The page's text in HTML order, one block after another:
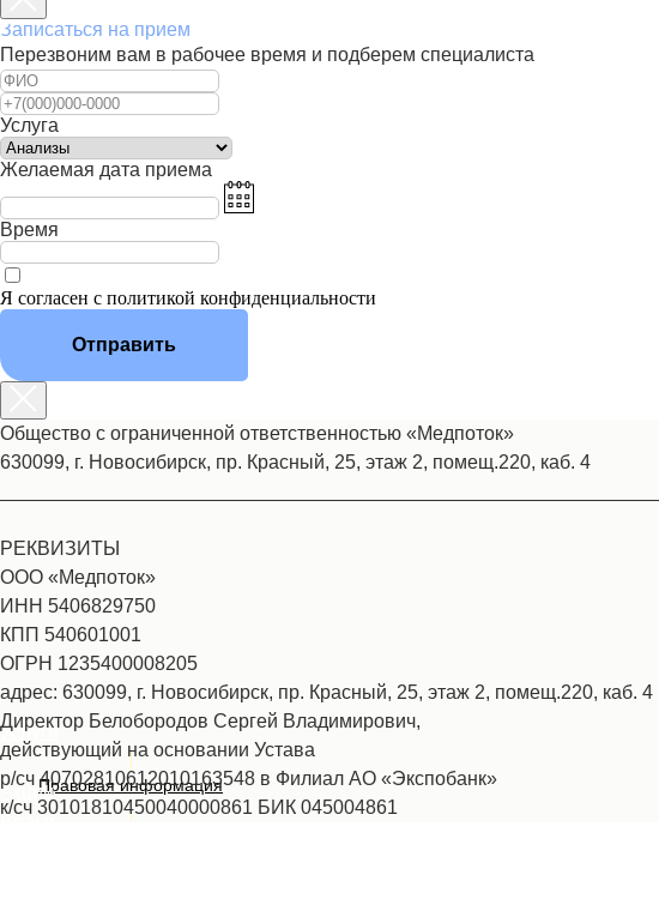
Услуги
Правовая информация
Акции
Записаться на прием
Перезвоним вам в рабочее время и подберем специалиста
Услуга
Желаемая дата приема
Время
Я согласен с политикой конфиденциальности
Отправить
Общество с ограниченной ответственностью «Медпоток»
630099, г. Новосибирск, пр. Красный, 25, этаж 2, помещ.220, каб. 4
РЕКВИЗИТЫ
ООО «Медпоток»
ИНН 5406829750
КПП 540601001
ОГРН 1235400008205
адрес: 630099, г. Новосибирск, пр. Красный, 25, этаж 2, помещ.220, каб. 4
Директор Белобородов Сергей Владимирович,
действующий на основании Устава
р/сч 40702810612010163548 в Филиал АО «Экспобанк»
к/сч 30101810450040000861 БИК 045004861